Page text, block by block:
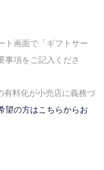
ト画面で「ギフトサー
事項をご記入くださ
有料化が小売店に義務づ
望の方はこちらからお